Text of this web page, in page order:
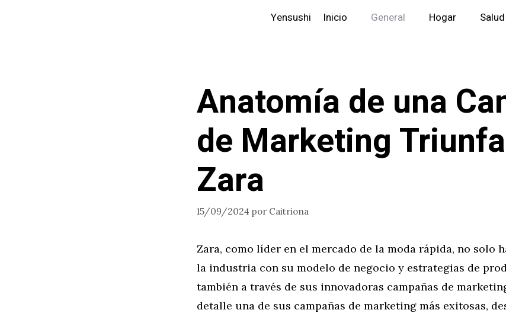
Yensushi Inicio General Hogar Salud
Anatomía de una
de Marketing
Zara
15/09/2024 por Caitriona
Zara, como líder en el mercado de la moda rápida, no solo
la industria con su modelo de negocio y estrategias de
también a través de sus innovadoras campañas de
detalle una de sus campañas de marketing más exitosas,